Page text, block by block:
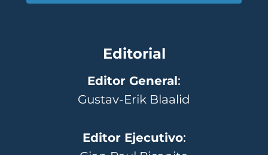
Editorial
Editor General:
Gustav-Erik Blaalid
Editor Ejecutivo: